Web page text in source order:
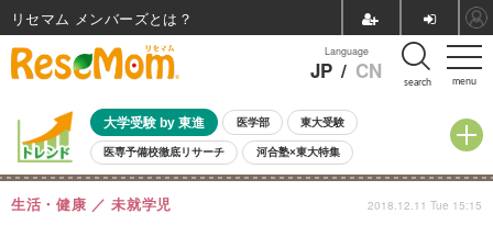
menu
Language
JP / CN search
大学受験 by 東進 医学部 東大受験
医専予備校徹底リサーチ 河合塾×東大特集
親子で考える大学選び 高校受験 中学受験 小学校受験
共通テスト 夏休み
生活・健康 未就学児 2018.12.11 Tue 15:15
リセマム メンバーズ